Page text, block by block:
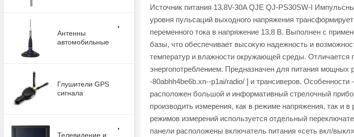
Антенны
автомобильные
Глушители GPS
сигнала
Телевидение и
Источник питания 13.8V-30A QJE QJ-PS30SW-I
уровня пульсаций выходного напряжения
переменного тока в напряжение 13,8 В. Выполнен с
базы, что обеспечивает высокую надежность и
температур и влажности окружающей среды. Отличается
энергопотреблением. Предназначен для питания мощных
-80abhh4be6b.xn--p1ai/radio/ ] и трансиверов.
расположен большой и информативный стрелочный
производить измерения, как в режиме напряжения, так и
режимов измерений используется отдельный
панели расположены включатель питания «сеть вкл/